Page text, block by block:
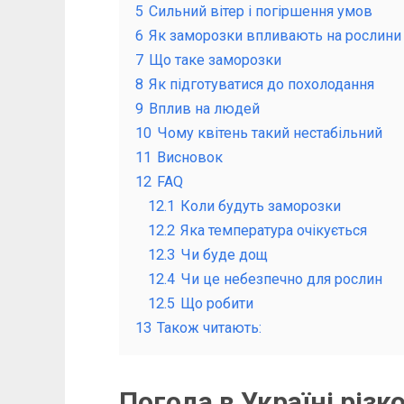
5 Сильний вітер і погіршення умов
6 Як заморозки впливають на рослини
7 Що таке заморозки
8 Як підготуватися до похолодання
9 Вплив на людей
10 Чому квітень такий нестабільний
11 Висновок
12 FAQ
12.1 Коли будуть заморозки
12.2 Яка температура очікується
12.3 Чи буде дощ
12.4 Чи це небезпечно для рослин
12.5 Що робити
13 Також читають: